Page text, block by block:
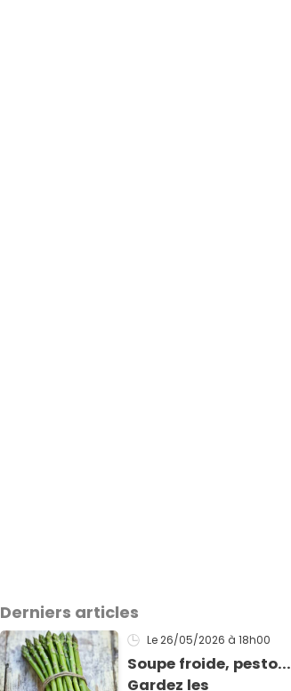
Derniers articles
Le 26/05/2026 à 18h00
Soupe froide, pesto...
Gardez les